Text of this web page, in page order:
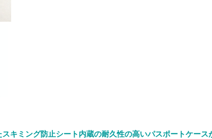
キミング防止シート内蔵の耐久性の高いパスポートケース